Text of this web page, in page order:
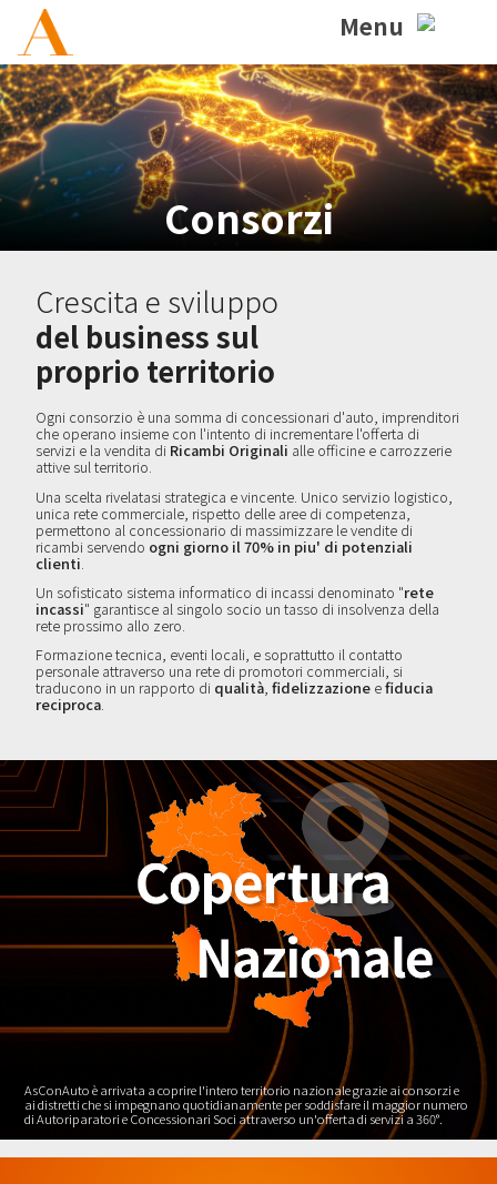
Menu
Consorzi
Crescita e sviluppo
del business sul
proprio territorio
Ogni consorzio è una somma di concessionari d'auto, imprenditori
che operano insieme con l'intento di incrementare l'offerta di
servizi e la vendita di Ricambi Originali alle officine e carrozzerie
attive sul territorio.
Una scelta rivelatasi strategica e vincente. Unico servizio logistico,
unica rete commerciale, rispetto delle aree di competenza,
permettono al concessionario di massimizzare le vendite di
ricambi servendo ogni giorno il 70% in piu' di potenziali
clienti
Un sofisticato sistema informatico di incassi denominato "rete
incassi" garantisce al singolo socio un tasso di insolvenza della
rete prossimo allo zero.
Formazione tecnica, eventi locali, e soprattutto il contatto
personale attraverso una rete di promotori commerciali, si
traducono in un rapporto di qualità, fidelizzazione efiducia
reciproca.
AsConAuto è arrivata a coprire l'intero territorio nazionale grazie ai consorzi e
ai distretti che si impegnano quotidianamente per soddisfare il maggior numero
di Autoriparatori e Concessionari Soci attraverso un'offerta di servizi a 360°.